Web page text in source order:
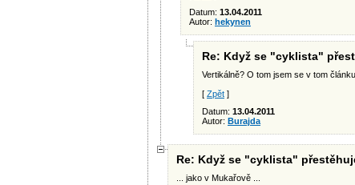
Datum: 13.04.2011
Autor: hekynen
Re: Když se "cyklista"
Vertikálně? O tom jsem se v tom
[ Zpět ]
Datum: 13.04.2011
Autor: Burajda
Re: Když se "cyklista"
... jako v Mukařově ...